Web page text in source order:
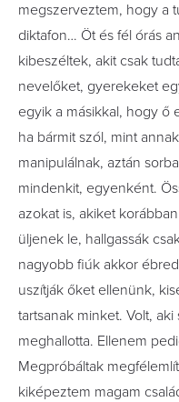
megszerveztem, hogy a
diktafon… Öt és fél órás
kibeszéltek, akit csak
nevelőket, gyerekeket
egyik a másikkal, hogy ő
ha bármit szól, mint
manipulálnak, aztán
mindenkit, egyenként.
azokat is, akiket
üljenek le, hallgassák
nagyobb ﬁúk akkor
uszítják őket ellenünk,
tartsanak minket. Volt,
meghallotta. Ellenem
Megpróbáltak
kiképeztem magam